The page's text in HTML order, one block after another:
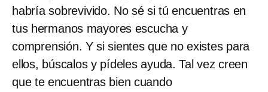
habría sobrevivido. No sé si tú encuentras en
tus hermanos mayores escucha y
comprensión. Y si sientes que no existes para
ellos, búscalos y pídeles ayuda. Tal vez creen
que te encuentras bien cuando